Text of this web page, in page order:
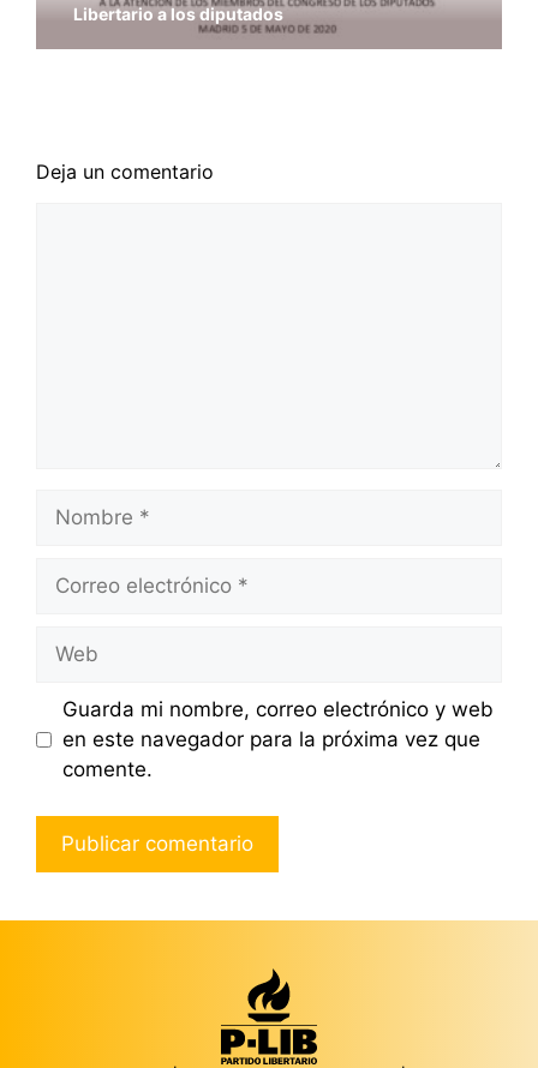
Libertario a los diputados
#RespondePLIB con Daniel Martínez,
Presidente del Partido Libertario
Deja un comentario
Nombre
Correo
Web
Guarda mi nombre, correo electrónico y web
en este navegador para la próxima vez que
comente.